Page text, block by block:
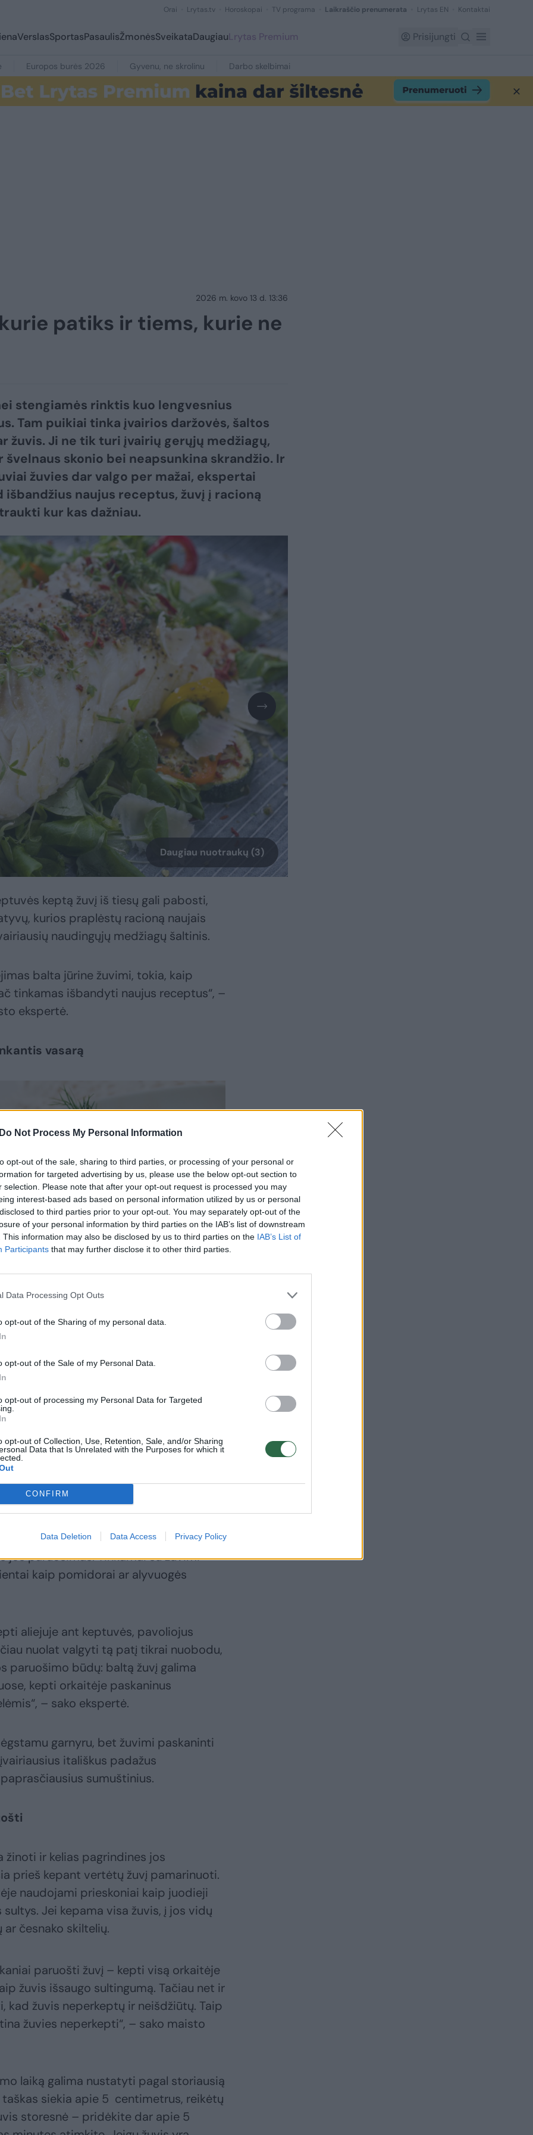
Do Not Process My Personal Information
opt-out of the sale, sharing to third parties, or processing of your personal or
for targeted advertising by us, please use the below opt-out section to
selection. Please note that after your opt-out request is processed you may
interest-based ads based on personal information utilized by us or personal
to third parties prior to your opt-out. You may separately opt-out of the
of your personal information by third parties on the IAB’s list of downstream
This information may also be disclosed by us to third parties on the IAB’s List of
Participants that may further disclose it to other third parties.
Data Processing Opt Outs
opt-out of the Sharing of my personal data.
opt-out of the Sale of my Personal Data.
opt-out of processing my Personal Data for Targeted
opt-out of Collection, Use, Retention, Sale, and/or Sharing
Data that Is Unrelated with the Purposes for which it
CONFIRM
Data Deletion Data Access Privacy Policy
Orai Lrytas.tv Horoskopai TV programa Laikraščio prenumerata Lrytas EN Kontaktai
VerslasSportasPasaulisŽmonėsSveikataDaugiauLrytas Premium Prisijungti
Europos burės 2026 Gyvenu, ne skrolinu Darbo skelbimai
2026 m. kovo 13 d. 13:36
patiks ir tiems, kurie ne
stengiamės rinktis kuo lengvesnius
Tam puikiai tinka įvairios daržovės, šaltos
žuvis. Ji ne tik turi įvairių gerųjų medžiagų,
švelnaus skonio bei neapsunkina skrandžio. Ir
žuvies dar valgo per mažai, ekspertai
išbandžius naujus receptus, žuvį į racioną
kur kas dažniau.
Daugiau nuotraukų (3)
keptą žuvį iš tiesų gali pabosti,
kurios praplėstų racioną naujais
naudingųjų medžiagų šaltinis.
balta jūrine žuvimi, tokia, kaip
tinkamas išbandyti naujus receptus“, –
ekspertė.
vasarą
baltos, tokios kaip ledjūrio menkė,
vitamino B12, fosforo bei seleno
atsargomis. Tokio tipo žuvis
kalorijų, neapsunkina virškinimo,
balta žuvis yra puikus produktas, kurį
dieną.
kodėl lietuviai galbūt vis dar vartoja
jos paruošimas. Tinkamai su žuvimi
kaip pomidorai ar alyvuogės
aliejuje ant keptuvės, pavoliojus
nuolat valgyti tą patį tikrai nuobodu,
paruošimo būdų: baltą žuvį galima
kepti orkaitėje paskaninus
– sako ekspertė.
garnyru, bet žuvimi paskaninti
itališkus padažus
sumuštinius.
ir kelias pagrindines jos
prieš kepant vertėtų žuvį pamarinuoti.
naudojami prieskoniai kaip juodieji
Jei kepama visa žuvis, į jos vidų
česnako skiltelių.
paruošti žuvį – kepti visą orkaitėje
žuvis išsaugo sultingumą. Tačiau net ir
kad žuvis neperkeptų ir neišdžiūtų. Taip
žuvies neperkepti“, – sako maisto
laiką galima nustatyti pagal storiausią
siekia apie 5 centimetrus, reikėtų
storesnė – pridėkite dar apie 5